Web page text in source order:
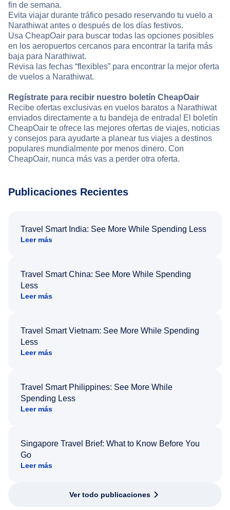
fin de semana.
Evita viajar durante tráfico pesado reservando tu vuelo a
Narathiwat antes o después de los días festivos.
Usa CheapOair para buscar todas las opciones posibles
en los aeropuertos cercanos para encontrar la tarifa más
baja para Narathiwat.
Revisa las fechas “flexibles” para encontrar la mejor oferta
de vuelos a Narathiwat.
Regístrate para recibir nuestro boletín CheapOair
Recibe ofertas exclusivas en vuelos baratos a Narathiwat
enviados directamente a tu bandeja de entrada! El boletín
CheapOair te ofrece las mejores ofertas de viajes, noticias
y consejos para ayudarte a planear tus viajes a destinos
populares mundialmente por menos dinero. Con
CheapOair, nunca más vas a perder otra oferta.
Publicaciones Recientes
Travel Smart India: See More While Spending Less
Leer más
Travel Smart China: See More While Spending
Less
Leer más
Travel Smart Vietnam: See More While Spending
Less
Leer más
Travel Smart Philippines: See More While
Spending Less
Leer más
Singapore Travel Brief: What to Know Before You
Go
Leer más
Ver todo publicaciones